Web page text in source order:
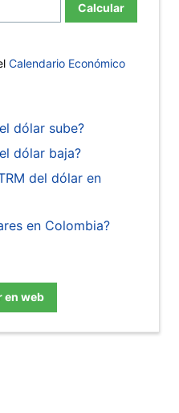
Calcular
Calendario Económico
dólar sube?
dólar baja?
del dólar en
en Colombia?
en web